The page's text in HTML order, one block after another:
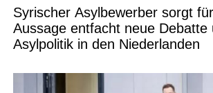
Syrischer Asylbewerber sorgt
Aussage entfacht neue Debatte
Asylpolitik in den Niederlanden